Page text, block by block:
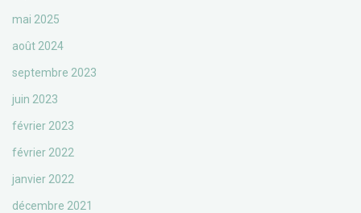
mai 2025
août 2024
septembre 2023
juin 2023
février 2023
février 2022
janvier 2022
décembre 2021